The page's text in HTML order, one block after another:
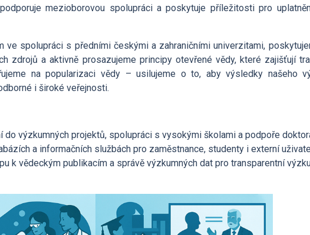
Interní grantová agentura
Grantová agentura ÚCHP
mezioborovou spolupráci a poskytuje příležitosti pro
spolupráci s předními českými a zahraničními univerzitami,
zdrojů a aktivně prosazujeme principy otevřené vědy, které zajišťují
na popularizaci vědy – usilujeme o to, aby výsledky našeho
i široké veřejnosti.
do výzkumných projektů, spolupráci s vysokými školami a podpoře
a informačních službách pro zaměstnance, studenty i externí
k vědeckým publikacím a správě výzkumných dat pro transparentní